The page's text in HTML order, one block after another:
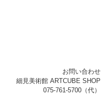
お問い合わせ
細見美術館 ARTCUBE SHOP
075-761-5700（代）